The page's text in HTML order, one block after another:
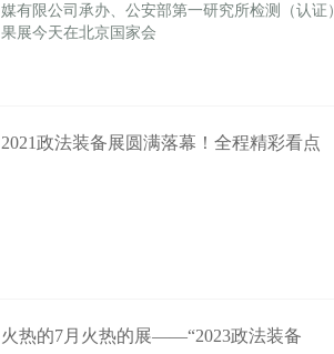
媒有限公司承办、公安部第一研究所检测（认
果展今天在北京国家会
2021政法装备展圆满落幕！全程精彩看点
火热的7月火热的展——“2023政法装备